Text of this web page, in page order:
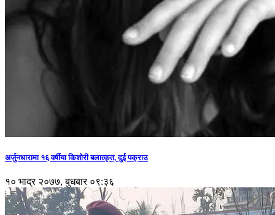
अर्जुनधारामा १६ वर्षीया किशोरी बलात्कृत, दुई पक्राउ
१० भाद्र २०७७, बुधबार ०९:३६